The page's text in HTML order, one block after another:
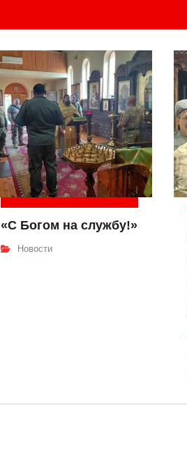
«С Богом на службу!»
Новости